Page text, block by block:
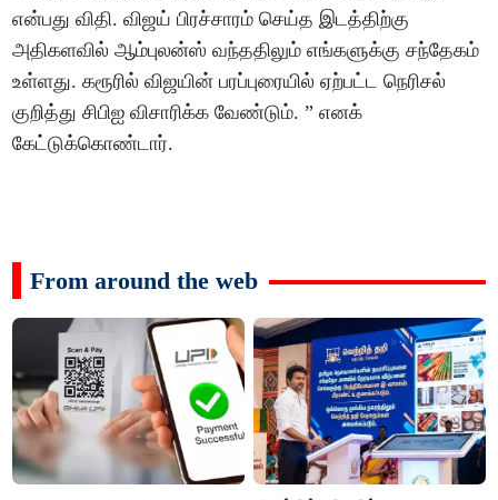
என்பது விதி. விஜய் பிரச்சாரம் செய்த இடத்திற்கு
அதிகளவில் ஆம்புலன்ஸ் வந்ததிலும் எங்களுக்கு சந்தேகம்
உள்ளது. கரூரில் விஜயின் பரப்புரையில் ஏற்பட்ட நெரிசல்
குறித்து சிபிஐ விசாரிக்க வேண்டும். ” எனக்
கேட்டுக்கொண்டார்.
From around the web